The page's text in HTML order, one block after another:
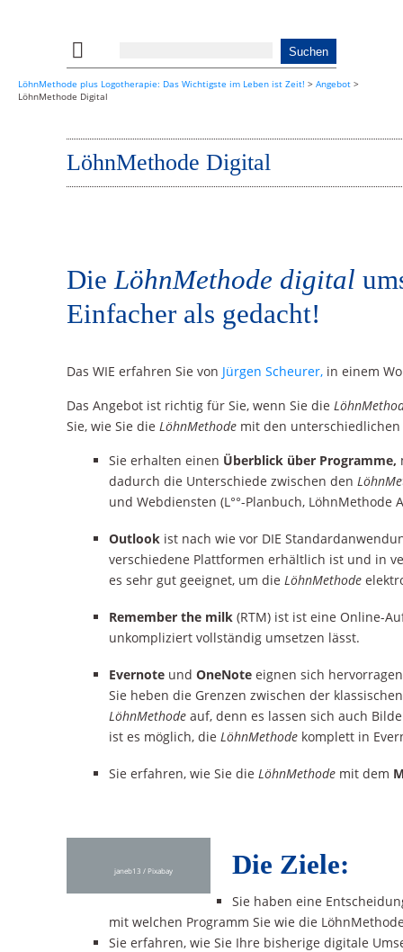
LöhnMethode plus Logotherapie: Das Wichtigste im Leben ist Zeit! > Angebot >
LöhnMethode Digital
LöhnMethode Digital
DieLöhnMethode digital
Einfacher als gedacht!
Das WIE erfahren Sie von Jürgen Scheurer, in einem
Das Angebot ist richtig für Sie, wenn Sie die
Sie, wie Sie die LöhnMethode mit den
Sie erhalten einen Überblick über Programme,
dadurch die Unterschiede zwischen den
und Webdiensten (L°°-Planbuch,
Outlookist nach wie vor DIE
verschiedene Plattformen erhältlich ist und in
es sehr gut geeignet, um die LöhnMethode
Remember the milk(RTM) ist ist eine Online-
unkompliziert vollständig umsetzen lässt.
Evernoteund OneNoteeignen sich
Sie heben die Grenzen zwischen der
LöhnMethodeauf, denn es lassen sich auch
ist es möglich, die LöhnMethodekomplett in
Sie erfahren, wie Sie die LöhnMethodemit dem
janeb13 / Pixabay Die Ziele:
Sie haben eine
mit welchen Programm Sie wie die
Sie erfahren, wie Sie Ihre bisherige digitale